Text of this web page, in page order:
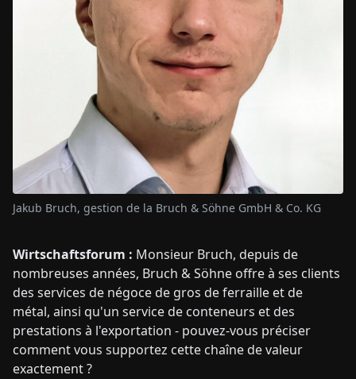
Wirtschaftsforum : Monsieur Bruch, depuis de
nombreuses années, Bruch & Söhne offre à ses clients
des services de négoce de gros de ferraille et de
métal, ainsi qu'un service de conteneurs et des
prestations à l'exportation - pouvez-vous préciser
comment vous supportez cette chaîne de valeur
exactement ?
Jakub Bruch, gestion de la Bruch & Söhne GmbH & Co. KG